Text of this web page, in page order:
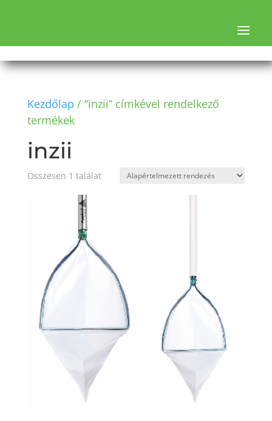
Kezdőlap / “inzii” címkével rendelkező
termékek
inzii
Összesen 1 találat